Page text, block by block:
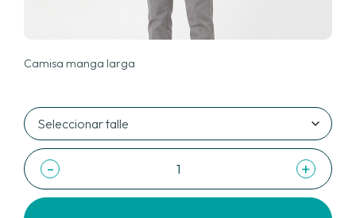
Camisa manga larga
- +